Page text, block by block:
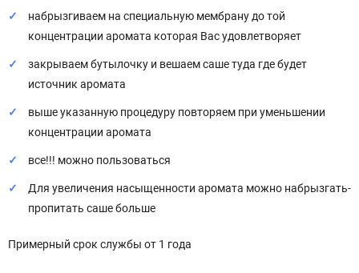
набрызгиваем на специальную мембрану до той
концентрации аромата которая Вас удовлетворяет
закрываем бутылочку и вешаем саше туда где будет
источник аромата
выше указанную процедуру повторяем при уменьшении
концентрации аромата
все!!! можно пользоваться
Для увеличения насыщенности аромата можно набрызгать-
пропитать саше больше
Примерный срок службы от 1 года